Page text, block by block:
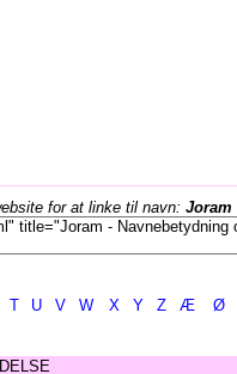
for at linke til navn: Joram
T U V W X Y Z Æ Ø